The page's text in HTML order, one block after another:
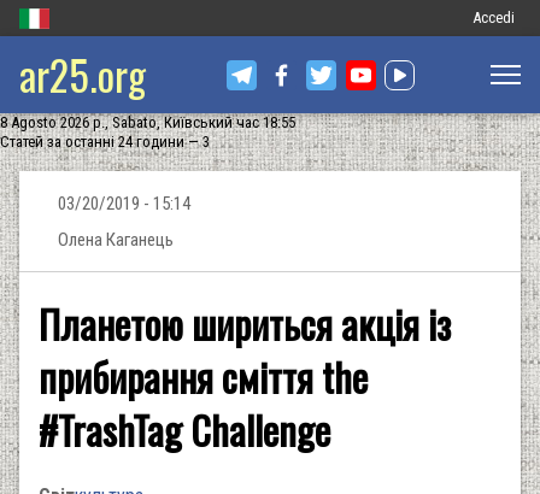
Меню
запису
Accedi
ar25.org
8 Agosto 2026 р., Sabato, Київський час 18:55
Статей за останні 24 години — 3
03/20/2019 - 15:14
Олена Каганець
Планетою шириться акція із
прибирання сміття the
#TrashTag Challenge